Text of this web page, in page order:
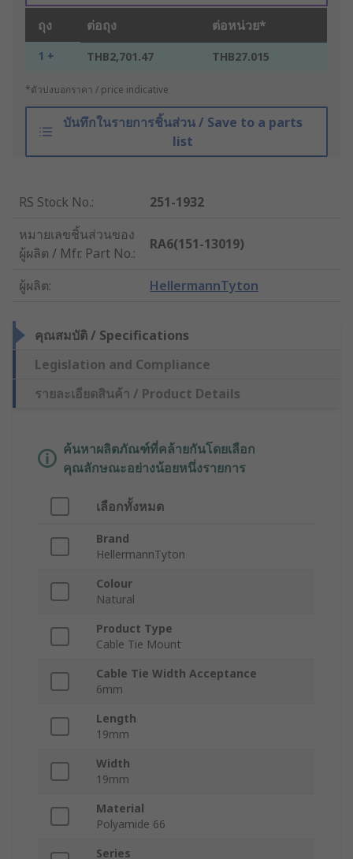
ถุง ต่อถุง ต่อหน่วย*
1 + THB2,701.47 THB27.015
*ตัวบ่งบอกราคา / price indicative
บันทึกในรายการชิ้นส่วน / Save to a parts
list
RS Stock No.:
251-1932
หมายเลขชิ้นส่วนของ
ผู้ผลิต / Mfr. Part No.:
RA6(151-13019)
ผู้ผลิต: HellermannTyton
คุณสมบัติ / Specifications
Legislation and Compliance
รายละเอียดสินค้า / Product Details
ค้นหาผลิตภัณฑ์ที่คล้ายกันโดยเลือก
คุณลักษณะอย่างน้อยหนึ่งรายการ
เลือกทั้งหมด
Brand
HellermannTyton
Colour
Natural
Product Type
Cable Tie Mount
Cable Tie Width Acceptance
6mm
Length
19mm
Width
19mm
Material
Polyamide 66
Series